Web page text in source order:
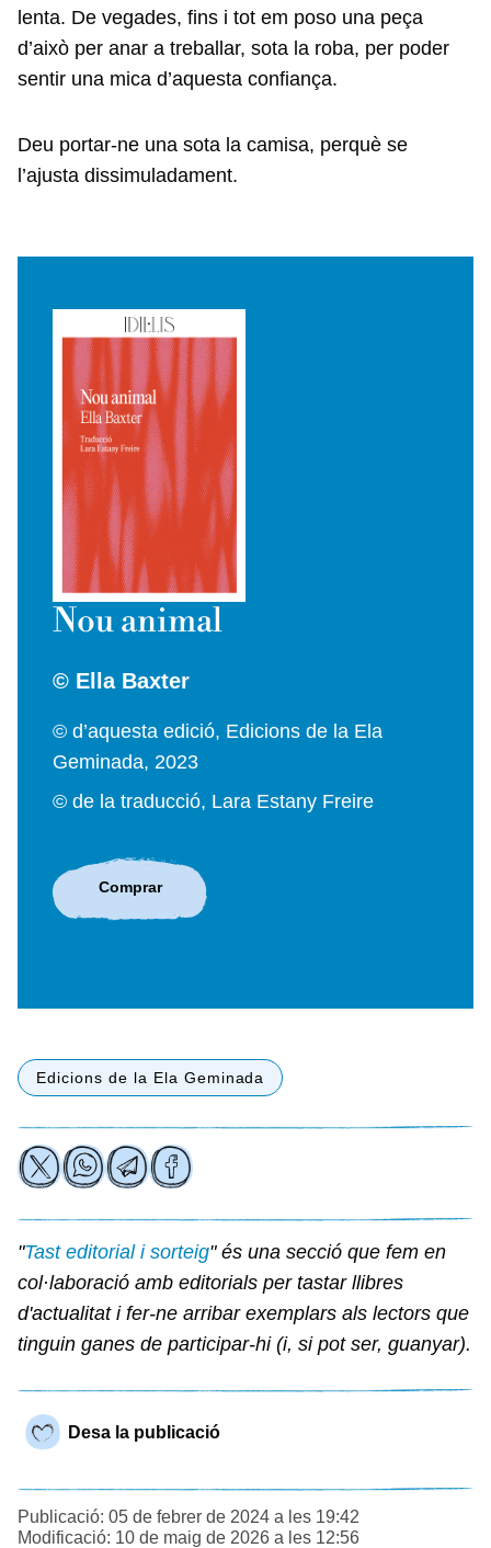
lenta. De vegades, fins i tot em poso una peça
d’això per anar a treballar, sota la roba, per poder
sentir una mica d’aquesta confiança.
Deu portar-ne una sota la camisa, perquè se
l’ajusta dissimuladament.
Nou animal
© Ella Baxter
© d’aquesta edició, Edicions de la Ela
Geminada, 2023
© de la traducció, Lara Estany Freire
Comprar
Edicions de la Ela Geminada
"Tast editorial i sorteig" és una secció que fem en
col·laboració amb editorials per tastar llibres
d'actualitat i fer-ne arribar exemplars als lectors que
tinguin ganes de participar-hi (i, si pot ser, guanyar).
Desa la publicació
Publicació: 05 de febrer de 2024 a les 19:42
Modificació: 10 de maig de 2026 a les 12:56